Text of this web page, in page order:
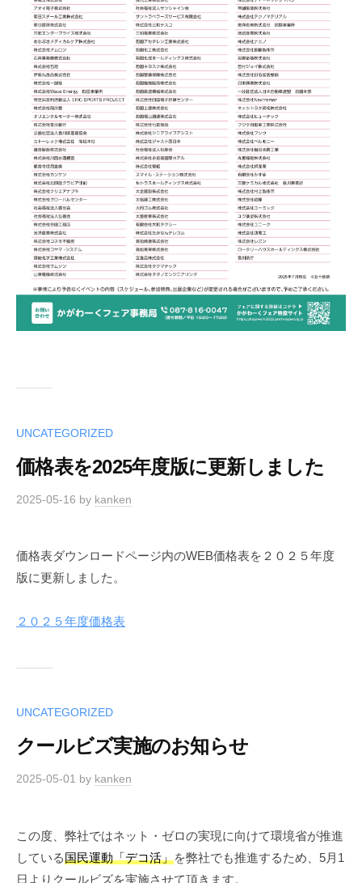
UNCATEGORIZED
価格表を2025年度版に更新しました
2025-05-16 by kanken
価格表ダウンロードページ内のWEB価格表を２０２５年度
版に更新しました。
２０２５年度価格表
UNCATEGORIZED
クールビズ実施のお知らせ
2025-05-01 by kanken
この度、弊社ではネット・ゼロの実現に向けて環境省が推進
している国民運動「デコ活」を弊社でも推進するため、5月1
日よりクールビズを実施させて頂きます。